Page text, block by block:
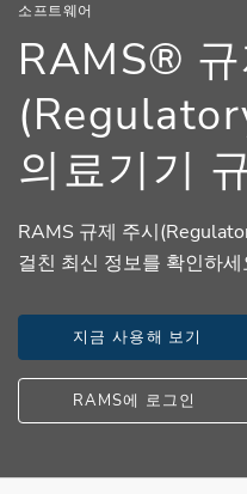
소프트웨어
RAMS®
의료기기
RAMS 규제 주시
걸친 최신 정보를 확인하세
지금 사용해 보기
RAMS에 로그인